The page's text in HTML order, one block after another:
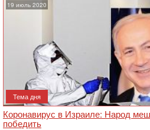
19 июль 2020
Тема дня
Коронавирус в Израиле: Народ
победить